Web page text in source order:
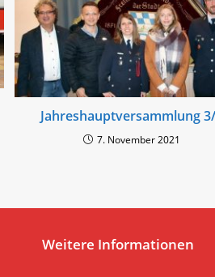
Jahreshauptversammlung
7. November 2021
Weitere Informationen